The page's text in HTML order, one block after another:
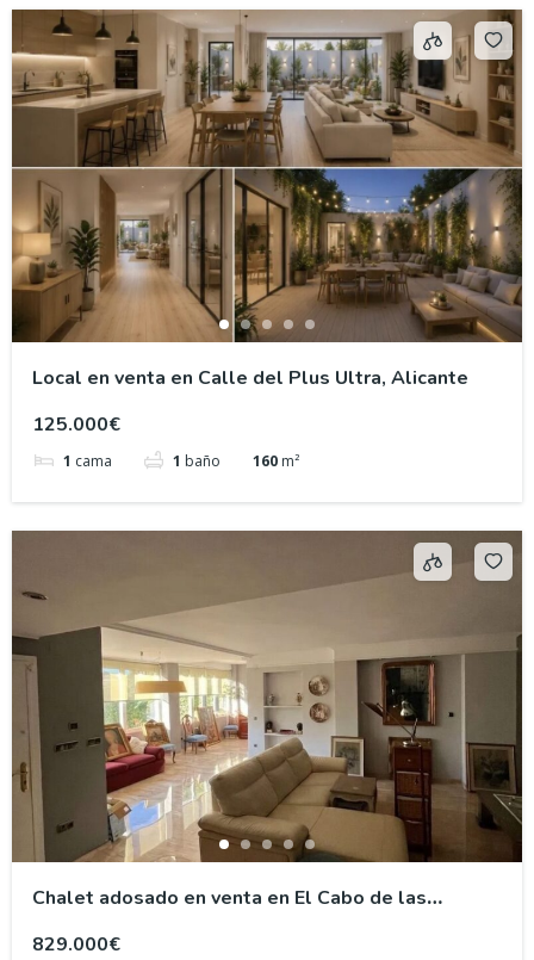
Local en venta en Calle del Plus Ultra, Alicante
125.000€
1 cama 1 baño 160 m²
Chalet adosado en venta en El Cabo de las
829.000€